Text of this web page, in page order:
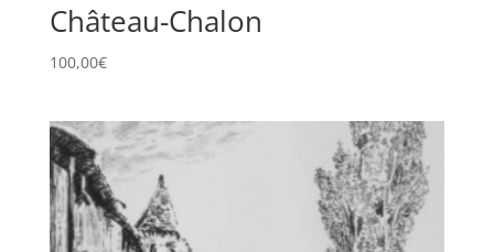
Château-Chalon
100,00€